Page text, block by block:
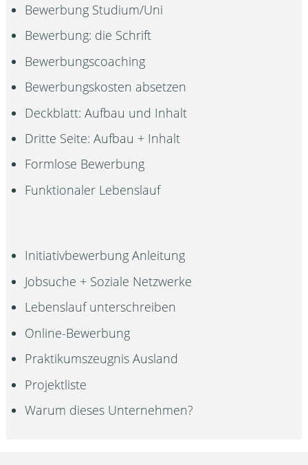
Bewerbung Studium/Uni
Bewerbung: die Schrift
Bewerbungscoaching
Bewerbungskosten absetzen
Deckblatt: Aufbau und Inhalt
Dritte Seite: Aufbau + Inhalt
Formlose Bewerbung
Funktionaler Lebenslauf
Initiativbewerbung Anleitung
Jobsuche + Soziale Netzwerke
Lebenslauf unterschreiben
Online-Bewerbung
Praktikumszeugnis Ausland
Projektliste
Warum dieses Unternehmen?